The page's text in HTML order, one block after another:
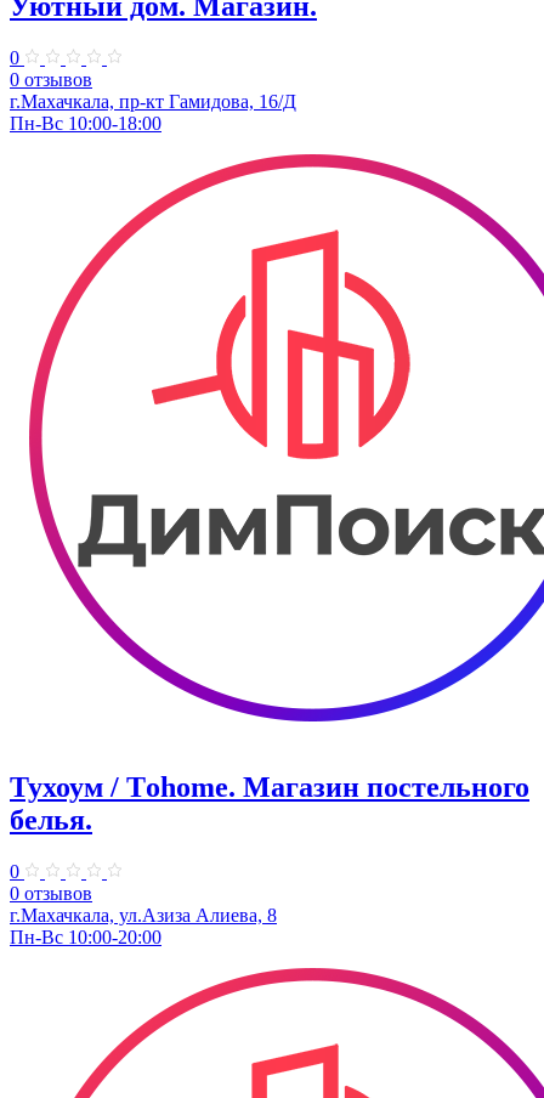
Уютный дом. Магазин.
0
0 отзывов
г.Махачкала, пр-кт Гамидова, 16/Д
Пн-Вс 10:00-18:00
Тухоум / Тohome. Магазин постельного
белья.
0
0 отзывов
г.Махачкала, ул.Азиза Алиева, 8
Пн-Вс 10:00-20:00